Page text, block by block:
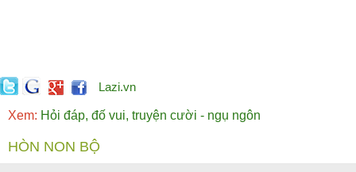
Lazi.vn
Xem: Hỏi đáp, đố vui, truyện cười - ngụ ngôn
HÒN NON BỘ